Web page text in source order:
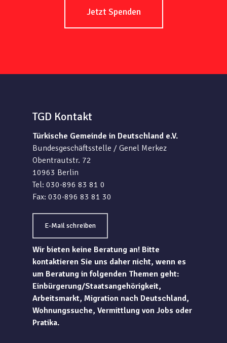
Jetzt Spenden
TGD Kontakt
Türkische Gemeinde in Deutschland e.V.
Bundesgeschäftsstelle / Genel Merkez
Obentrautstr. 72
10963 Berlin
Tel: 030-896 83 81 0
Fax: 030-896 83 81 30
E-Mail schreiben
Wir bieten keine Beratung an! Bitte
kontaktieren Sie uns daher nicht, wenn es
um Beratung in folgenden Themen geht:
Einbürgerung/Staatsangehörigkeit,
Arbeitsmarkt, Migration nach Deutschland,
Wohnungssuche, Vermittlung von Jobs oder
Pratika.